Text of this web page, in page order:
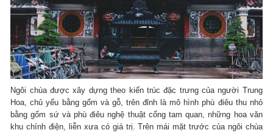
Ngôi chùa được xây dựng theo kiến trúc đặc trưng của người Trung
Hoa, chủ yếu bằng gốm và gỗ, trên đỉnh là mô hình phù điêu thu nhỏ
bằng gốm sứ và phù điêu nghệ thuật cổng tam quan, những hoa văn
khu chính điện, liễn xưa có giá trị. Trên mái mặt trước của ngôi chùa